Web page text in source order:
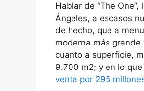
Hablar de “The
Ángeles, a escasos
de hecho, que a
moderna más
cuanto a superficie,
9.700 m2; y en lo
venta por 295